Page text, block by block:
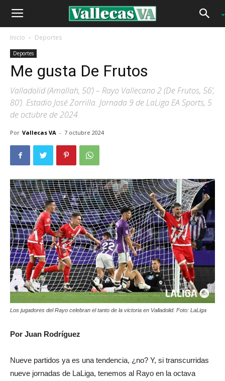
Inicio Deportes
Deportes
Me gusta De Frutos
Valladolid (Amallah, 50’) – Rayo Vallecano 2 (De Frutos, 56’,
80’). Estadio José Zorrilla. Jornada 9 de LaLiga EA Sports, 5
de octubre de 2024
Por Vallecas VA - 7 octubre 2024
Los jugadores del Rayo celebran el tanto de la victoria en Valladolid. Foto: LaLiga
Por Juan Rodríguez
Nueve partidos ya es una tendencia, ¿no? Y, si transcurridas
nueve jornadas de LaLiga, tenemos al Rayo en la octava